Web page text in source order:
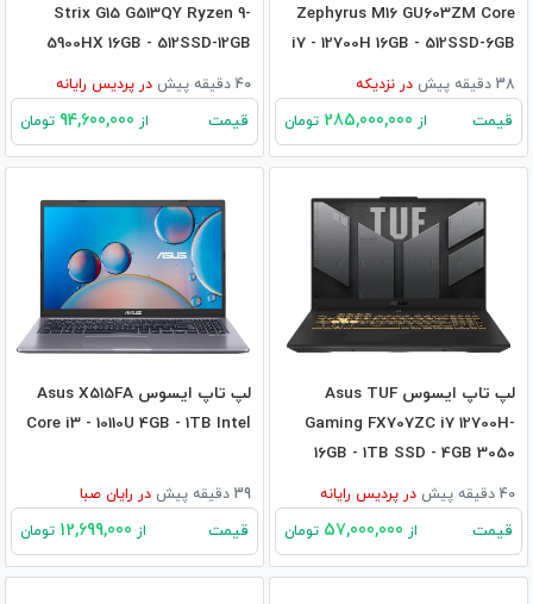
Zephyrus M16 GU603ZM Core
i7 - 12700H 16GB - 512SSD-6GB
RTX306038 دقیقه پیش در نزدیکه
قیمت از تومان
Strix G15 G513QY Ryzen 9-
5900HX 16GB - 512SSD-12GB
RX6800M40 دقیقه پیش در پردیس رایانه
قیمت از تومان
لپ تاپ ایسوس Asus TUF
Gaming FX707ZC i7 12700H-
16GB - 1TB SSD - 4GB 3050
40 دقیقه پیش در پردیس رایانه
قیمت از تومان
لپ تاپ ایسوس Asus X515FA
Core i3 - 10110U 4GB - 1TB Intel
39 دقیقه پیش در رایان صبا
قیمت از تومان